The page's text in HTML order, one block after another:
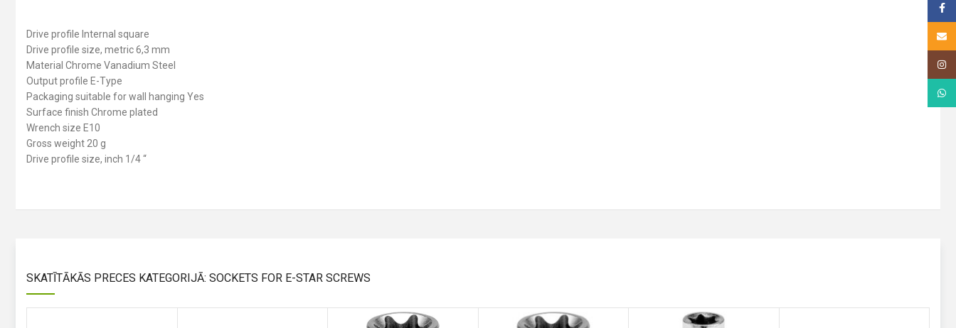
Drive profile Internal square
Drive profile size, metric 6,3 mm
Material Chrome Vanadium Steel
Output profile E-Type
Packaging suitable for wall hanging Yes
Surface finish Chrome plated
Wrench size E10
Gross weight 20 g
Drive profile size, inch 1/4 “
SKATĪTĀKĀS PRECES KATEGORIJĀ: SOCKETS FOR E-STAR SCREWS
Email